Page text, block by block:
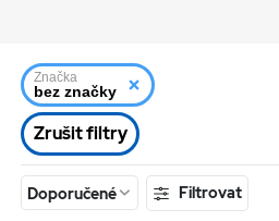
Značka
bez značky
Zrušit filtry
Doporučené Filtrovat